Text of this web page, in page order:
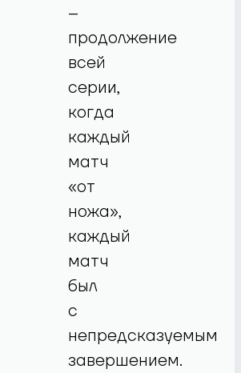
–
продолжение
всей
серии,
когда
каждый
матч
«от
ножа»,
каждый
матч
был
с
непредсказуемым
завершением.